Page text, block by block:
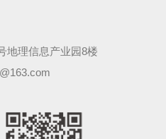
地理信息产业园8楼